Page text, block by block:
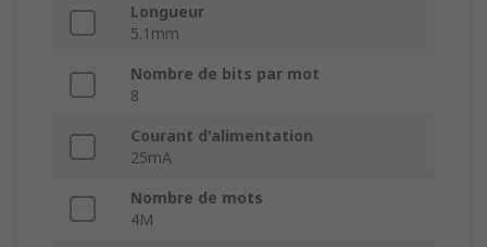
Longueur
5.1mm
Nombre de bits par mot
8
Courant d'alimentation
25mA
Nombre de mots
4M